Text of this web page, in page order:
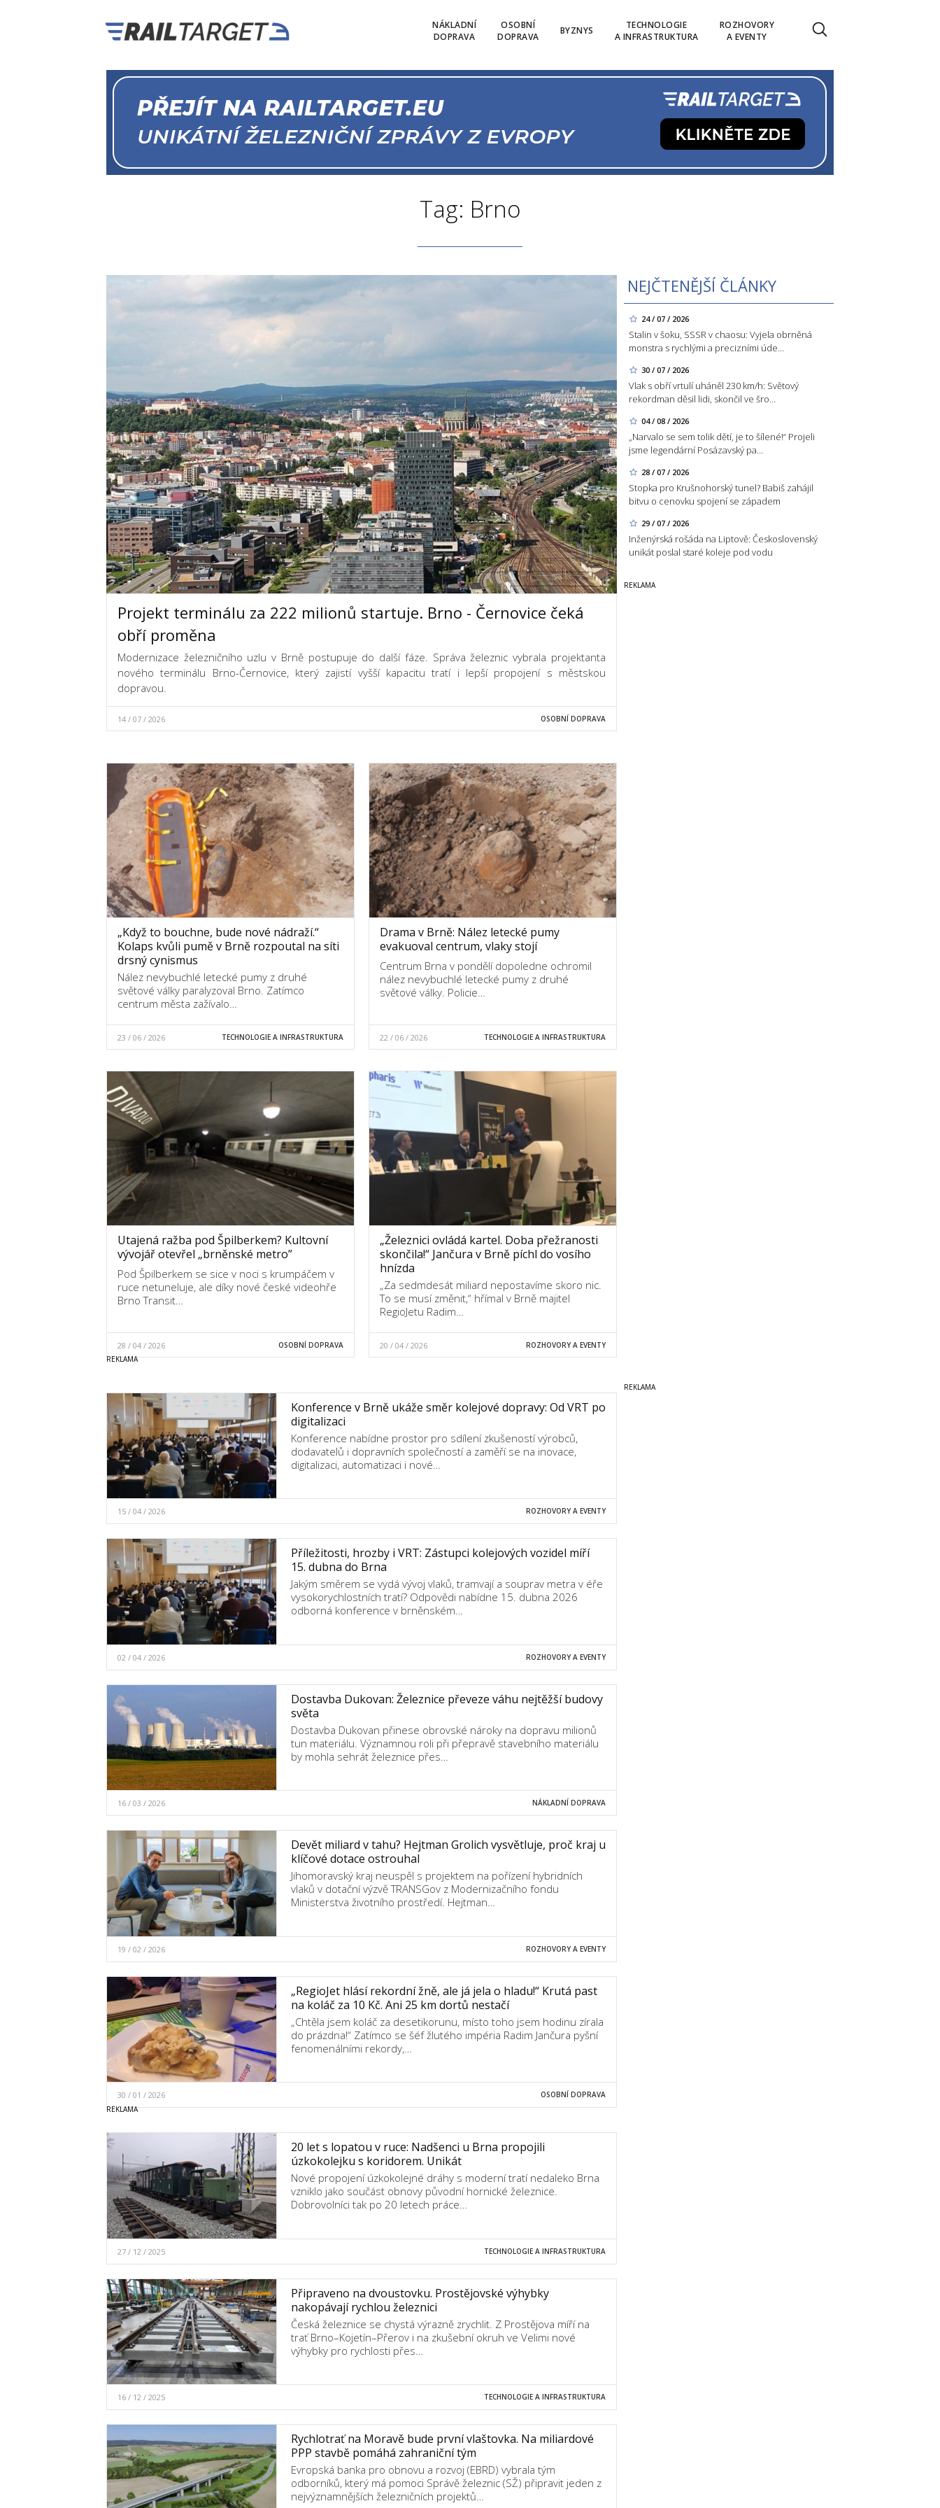
NÁKLADNÍ
DOPRAVA
OSOBNÍ
DOPRAVA
BYZNYS
TECHNOLOGIE
A INFRASTRUKTURA
ROZHOVORY
A EVENTY
Tag: Brno
NEJČTENĚJŠÍ ČLÁNKY
24 / 07 / 2026
Stalin v šoku, SSSR v chaosu: Vyjela obrněná
monstra s rychlými a precizními úde…
30 / 07 / 2026
Vlak s obří vrtulí uháněl 230 km/h: Světový
rekordman děsil lidi, skončil ve šro…
04 / 08 / 2026
„Narvalo se sem tolik dětí, je to šílené!“ Projeli
jsme legendární Posázavský pa…
28 / 07 / 2026
Stopka pro Krušnohorský tunel? Babiš zahájil
bitvu o cenovku spojení se západem
29 / 07 / 2026
Inženýrská rošáda na Liptově: Československý
unikát poslal staré koleje pod vodu
Projekt terminálu za 222 milionů startuje. Brno - Černovice čeká
obří proměna
Modernizace železničního uzlu v Brně postupuje do další fáze. Správa železnic vybrala projektanta
nového terminálu Brno-Černovice, který zajistí vyšší kapacitu tratí i lepší propojení s městskou
dopravou.
14 / 07 / 2026 OSOBNÍ DOPRAVA
„Když to bouchne, bude nové nádraží.“
Kolaps kvůli pumě v Brně rozpoutal na síti
drsný cynismus
Nález nevybuchlé letecké pumy z druhé
světové války paralyzoval Brno. Zatímco
centrum města zažívalo…
23 / 06 / 2026 TECHNOLOGIE A INFRASTRUKTURA
Drama v Brně: Nález letecké pumy
evakuoval centrum, vlaky stojí
Centrum Brna v pondělí dopoledne ochromil
nález nevybuchlé letecké pumy z druhé
světové války. Policie…
22 / 06 / 2026 TECHNOLOGIE A INFRASTRUKTURA
Utajená ražba pod Špilberkem? Kultovní
vývojář otevřel „brněnské metro”
Pod Špilberkem se sice v noci s krumpáčem v
ruce netuneluje, ale díky nové české videohře
Brno Transit…
28 / 04 / 2026 OSOBNÍ DOPRAVA
„Železnici ovládá kartel. Doba přežranosti
skončila!“ Jančura v Brně píchl do vosího
hnízda
„Za sedmdesát miliard nepostavíme skoro nic.
To se musí změnit,“ hřímal v Brně majitel
RegioJetu Radim…
20 / 04 / 2026 ROZHOVORY A EVENTY
Konference v Brně ukáže směr kolejové dopravy: Od VRT po
digitalizaci
Konference nabídne prostor pro sdílení zkušeností výrobců,
dodavatelů i dopravních společností a zaměří se na inovace,
digitalizaci, automatizaci i nové…
15 / 04 / 2026 ROZHOVORY A EVENTY
Příležitosti, hrozby i VRT: Zástupci kolejových vozidel míří
15. dubna do Brna
Jakým směrem se vydá vývoj vlaků, tramvají a souprav metra v éře
vysokorychlostních tratí? Odpovědi nabídne 15. dubna 2026
odborná konference v brněnském…
02 / 04 / 2026 ROZHOVORY A EVENTY
Dostavba Dukovan: Železnice převeze váhu nejtěžší budovy
světa
Dostavba Dukovan přinese obrovské nároky na dopravu milionů
tun materiálu. Významnou roli při přepravě stavebního materiálu
by mohla sehrát železnice přes…
16 / 03 / 2026 NÁKLADNÍ DOPRAVA
Devět miliard v tahu? Hejtman Grolich vysvětluje, proč kraj u
klíčové dotace ostrouhal
Jihomoravský kraj neuspěl s projektem na pořízení hybridních
vlaků v dotační výzvě TRANSGov z Modernizačního fondu
Ministerstva životního prostředí. Hejtman…
19 / 02 / 2026 ROZHOVORY A EVENTY
„RegioJet hlásí rekordní žně, ale já jela o hladu!“ Krutá past
na koláč za 10 Kč. Ani 25 km dortů nestačí
„Chtěla jsem koláč za desetikorunu, místo toho jsem hodinu zírala
do prázdna!“ Zatímco se šéf žlutého impéria Radim Jančura pyšní
fenomenálními rekordy,…
30 / 01 / 2026 OSOBNÍ DOPRAVA
20 let s lopatou v ruce: Nadšenci u Brna propojili
úzkokolejku s koridorem. Unikát
Nové propojení úzkokolejné dráhy s moderní tratí nedaleko Brna
vzniklo jako součást obnovy původní hornické železnice.
Dobrovolníci tak po 20 letech práce…
27 / 12 / 2025 TECHNOLOGIE A INFRASTRUKTURA
Připraveno na dvoustovku. Prostějovské výhybky
nakopávají rychlou železnici
Česká železnice se chystá výrazně zrychlit. Z Prostějova míří na
trať Brno–Kojetín–Přerov i na zkušební okruh ve Velimi nové
výhybky pro rychlosti přes…
16 / 12 / 2025 TECHNOLOGIE A INFRASTRUKTURA
Rychlotrať na Moravě bude první vlaštovka. Na miliardové
PPP stavbě pomáhá zahraniční tým
Evropská banka pro obnovu a rozvoj (EBRD) vybrala tým
odborníků, který má pomoci Správě železnic (SŽ) připravit jeden z
nejvýznamnějších železničních projektů…